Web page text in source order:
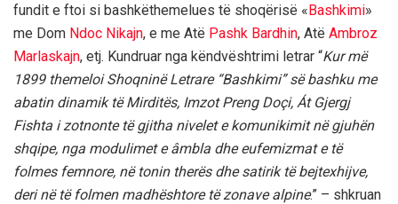
fundit e ftoi si bashkëthemelues të shoqërisë «Bashkimi»
me Dom Ndoc Nikajn, e me Atë Pashk Bardhin, Atë Ambroz
Marlaskajn, etj. Kundruar nga këndvështrimi letrar “Kur më
1899 themeloi Shoqninë Letrare “Bashkimi” së bashku me
abatin dinamik të Mirditës, Imzot Preng Doçi, Át Gjergj
Fishta i zotnonte të gjitha nivelet e komunikimit në gjuhën
shqipe, nga modulimet e âmbla dhe eufemizmat e të
folmes femnore, në tonin therës dhe satirik të bejtexhijve,
deri në të folmen madhështore të zonave alpine.” – shkruan